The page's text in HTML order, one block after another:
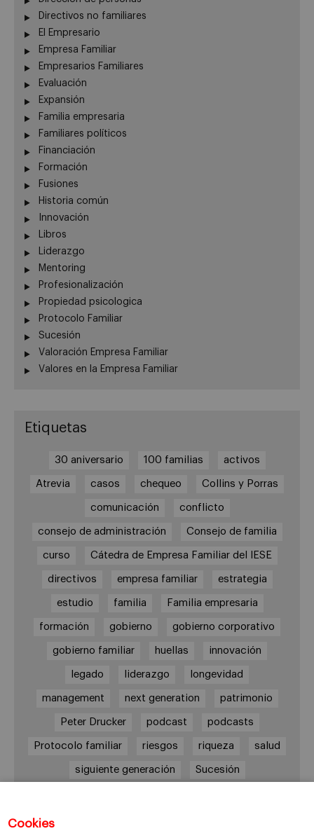
Cookies
Directivos no familiares
El Empresario
Empresa Familiar
Empresarios Familiares
Evaluación
Expansión
Familia empresaria
Familiares políticos
Financiación
Formación
Fusiones
Historia común
Innovación
Libros
Liderazgo
Mentoring
Profesionalización
Propiedad psicologica
Protocolo Familiar
Sucesión
Valoración Empresa Familiar
Valores en la Empresa Familiar
Etiquetas
30 aniversario 100 familias activos
Atrevia casos chequeo Collins y Porras
comunicación conflicto
consejo de administración Consejo de familia
curso Cátedra de Empresa Familiar del IESE
directivos empresa familiar estrategia
estudio familia Familia empresaria
formación gobierno gobierno corporativo
gobierno familiar huellas innovación
legado liderazgo longevidad
management next generation patrimonio
Peter Drucker podcast podcasts
Protocolo familiar riesgos riqueza salud
siguiente generación Sucesión